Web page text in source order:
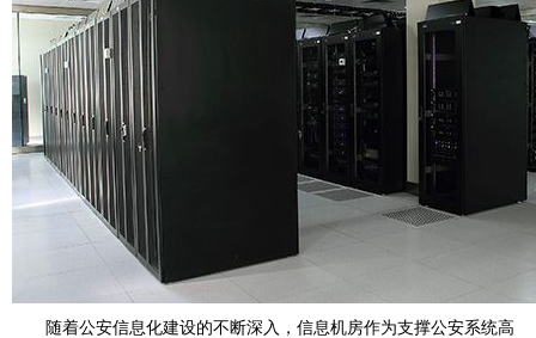
随着公安信息化建设的不断深入，信息机房作为支撑公安系统高